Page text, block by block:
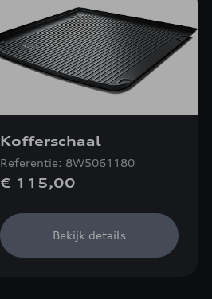
Kofferschaal
Referentie: 8W5061180
€ 115,00
Bekijk details